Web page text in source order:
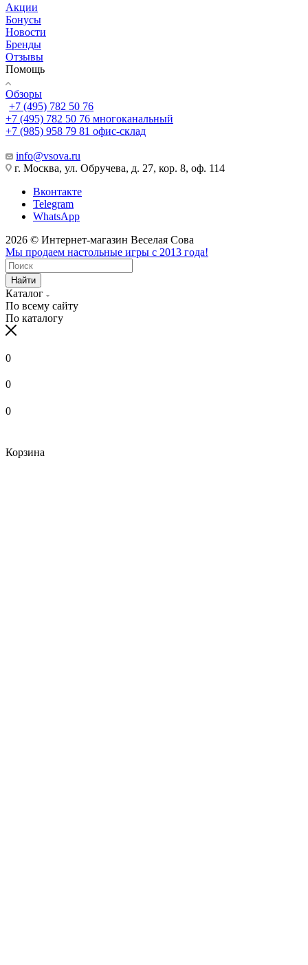
Акции
Бонусы
Новости
Бренды
Отзывы
Помощь
Обзоры
+7 (495) 782 50 76
+7 (495) 782 50 76 многоканальный
+7 (985) 958 79 81 офис-склад
info@vsova.ru
г. Москва, ул. Обручева, д. 27, кор. 8, оф. 114
Вконтакте
Telegram
WhatsApp
2026 © Интернет-магазин Веселая Сова
Мы продаем настольные игры с 2013 года!
Найти
Каталог
По всему сайту
По каталогу
0
0
0
Корзина